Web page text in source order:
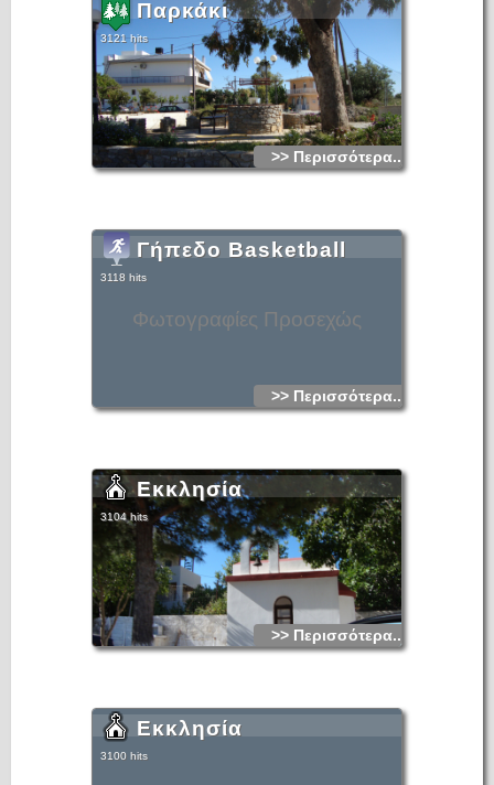
Παρκάκι
3121 hits
>> Περισσότερα...
Φωτογραφίες Προσεχώς
Γήπεδο Basketball
3118 hits
>> Περισσότερα...
Εκκλησία
3104 hits
>> Περισσότερα...
Εκκλησία
3100 hits